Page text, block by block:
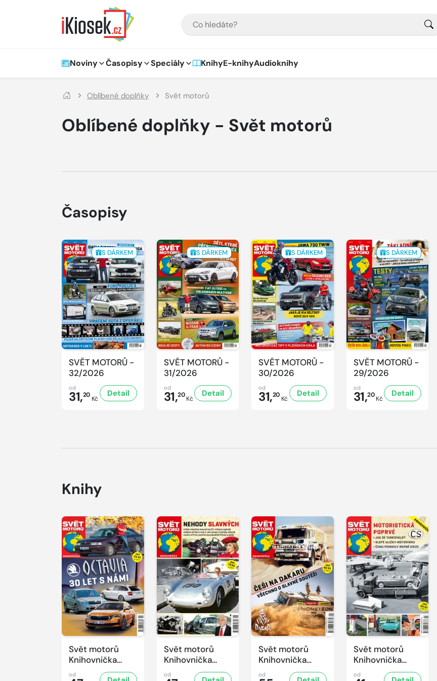
Hlavní navigace
Noviny Časopisy Speciály KnihyE-knihyAudioknihy
Oblíbené doplňky Svět motorů
Oblíbené doplňky - Svět motorů
Časopisy
S DÁRKEM
SVĚT MOTORŮ -
32/2026
od
31,20 Kč
Detail
S DÁRKEM
SVĚT MOTORŮ -
31/2026
od
31,20Kč
Detail
S DÁRKEM
SVĚT MOTORŮ -
30/2026
od
31,20 Kč
Detail
S DÁRKEM
SVĚT MOTORŮ -
29/2026
od
31,20Kč
Detail
Knihy
Svět motorů
Knihovnička
2/2026
od
Svět motorů
Knihovnička
1/2026
od
Svět motorů
Knihovnička
4/2025
od
Svět motorů
Knihovnička
3/2025
od